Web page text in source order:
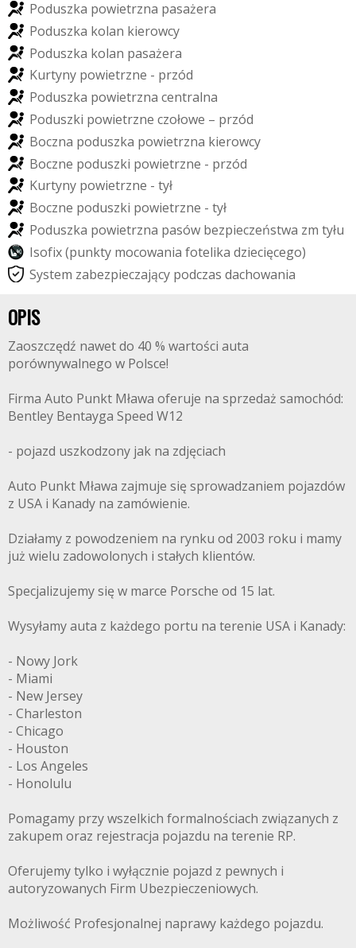
Poduszka powietrzna pasażera
Poduszka kolan kierowcy
Poduszka kolan pasażera
Kurtyny powietrzne - przód
Poduszka powietrzna centralna
Poduszki powietrzne czołowe – przód
Boczna poduszka powietrzna kierowcy
Boczne poduszki powietrzne - przód
Kurtyny powietrzne - tył
Boczne poduszki powietrzne - tył
Poduszka powietrzna pasów bezpieczeństwa zm tyłu
Isofix(punkty mocowania fotelika dziecięcego)
System zabezpieczający podczas dachowania
OPIS
Zaoszczędź nawet do 40 % wartości auta
porównywalnego w Polsce!
Firma Auto Punkt Mława oferuje na sprzedaż samochód:
Bentley Bentayga Speed W12
- pojazd uszkodzony jak na zdjęciach
Auto Punkt Mława zajmuje się sprowadzaniem pojazdów
z USA i Kanady na zamówienie.
Działamy z powodzeniem na rynku od 2003 roku i mamy
już wielu zadowolonych i stałych klientów.
Specjalizujemy się w marce Porsche od 15 lat.
Wysyłamy auta z każdego portu na terenie USA i Kanady:
- Nowy Jork
- Miami
- New Jersey
- Charleston
- Chicago
- Houston
- Los Angeles
- Honolulu
Pomagamy przy wszelkich formalnościach związanych z
zakupem oraz rejestracja pojazdu na terenie RP.
Oferujemy tylko i wyłącznie pojazd z pewnych i
autoryzowanych Firm Ubezpieczeniowych.
Możliwość Profesjonalnej naprawy każdego pojazdu.